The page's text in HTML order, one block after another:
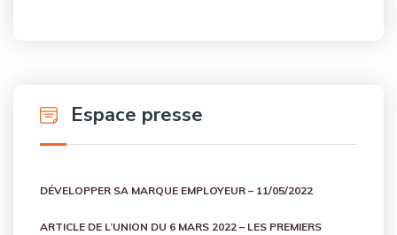
Espace presse
DÉVELOPPER SA MARQUE EMPLOYEUR – 11/05/2022
ARTICLE DE L’UNION DU 6 MARS 2022 – LES PREMIERS